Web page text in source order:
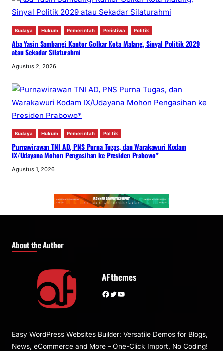
Budaya Hukum Pemerintah Peristiwa Politik
Aba Yasin Sambangi Kantor Golkar Kota Malang, Sinyal Politik 2029
atau Sekadar Silaturahmi
Agustus 2, 2026
Budaya Hukum Pemerintah Politik
Purnawirawan TNI AD, PNS Purna Tugas, dan Warakawuri Kodam
IX/Udayana Mohon Pengasihan ke Presiden Prabowo*
Agustus 1, 2026
About the Author
AF themes
Facebook Twitter YouTube
Easy WordPress Websites Builder: Versatile Demos for Blogs,
News, eCommerce and More – One-Click Import, No Coding!